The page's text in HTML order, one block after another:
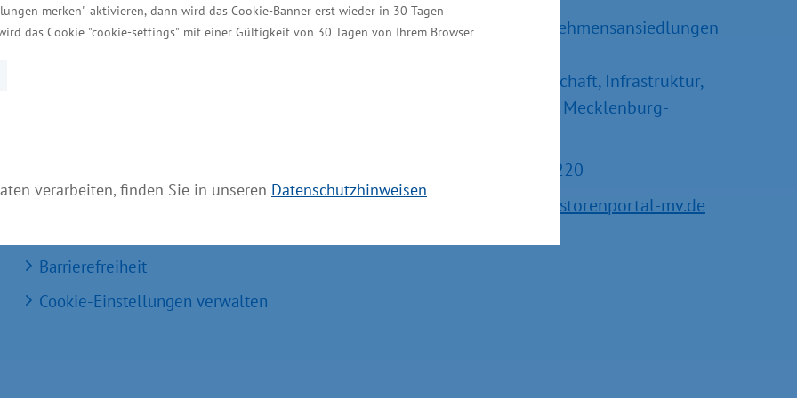
merken" aktivieren, dann wird das Cookie-Banner erst wieder in 30 Tagen
das Cookie "cookie-settings" mit einer Gültigkeit von 30 Tagen von Ihrem Browser
verarbeiten, finden Sie in unseren Datenschutzhinweisen
Einheitlicher Ansprechpartner
Datenschutz
Barrierefreiheit
Cookie-Einstellungen verwalten
Referatsleiter Unternehmensansiedlungen
Ministerium für Wirtschaft, Infrastruktur,
Tourismus und Arbeit Mecklenburg-
Tel.: +49 385 588-15220
E-Mail:
service@investorenportal-mv.de